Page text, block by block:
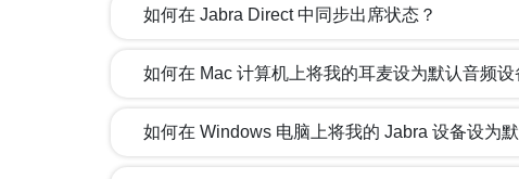
如何在 Jabra Direct 中同步出席状态？
如何在 Mac 计算机上将我的耳麦设为默认音频设
如何在 Windows 电脑上将我的 Jabra 设备设为